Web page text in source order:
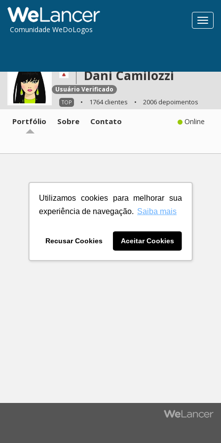
Utilizamos cookies para melhorar sua
experiência de navegação. Saiba mais
Recusar Cookies Aceitar Cookies
Comunidade WeDoLogos
Dani Camilozzi
Usuário Verificado
TOP • 1764 clientes • 2006 depoimentos
Portfólio Sobre Contato Online